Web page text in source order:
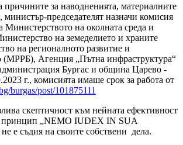
причините за наводненията, материалните
председателят назначи комисия
Министерството на околната среда и
на земеделието и храните
на регионалното развитие и
(МРРБ), Агенция „Пътна инфраструктура“
Бургас и община Царево -
г., комисията имаше срок за работа от
burgas/post/101875111
скептичност към нейната ефективност
принцип „NEMO IUDEX IN SUA
е съдия на своите собствени дела.